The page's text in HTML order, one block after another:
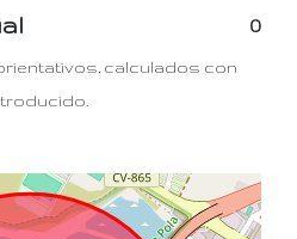
0
calculados con